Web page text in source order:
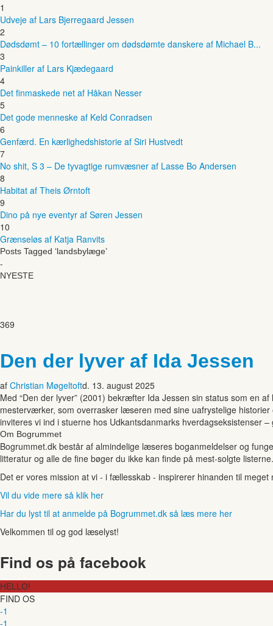
1
Udveje af Lars Bjerregaard Jessen
2
Dødsdømt – 10 fortællinger om dødsdømte danskere af Michael B...
3
Painkiller af Lars Kjædegaard
4
Det finmaskede net af Håkan Nesser
5
Det gode menneske af Keld Conradsen
6
Genfærd. En kærlighedshistorie af Siri Hustvedt
7
No shit, S 3 – De tyvagtige rumvæsner af Lasse Bo Andersen
8
Habitat af Theis Ørntoft
9
Dino på nye eventyr af Søren Jessen
10
Grænseløs af Katja Ranvits
Posts Tagged ‘landsbylæge’
-
NYESTE
369
Den der lyver af Ida Jessen
af Christian Møgeltoftd. 13. august 2025
Med “Den der lyver” (2001) bekræfter Ida Jessen sin status som en
mesterværker, som overrasker læseren med sine uafrystelige
inviteres vi ind i stuerne hos Udkantsdanmarks hverdagseksistenser
Om Bogrummet
Bogrummet.dk består af almindelige læseres boganmeldelser og
litteratur og alle de fine bøger du ikke kan finde på mest-solgte listerne.
Det er vores mission at vi - i fællesskab - inspirerer hinanden til
Vil du vide mere så klik her
Har du lyst til at anmelde på Bogrummet.dk så læs mere her
Velkommen til og god læselyst!
Find os på facebook
HELLO!
FIND OS
-1
-1